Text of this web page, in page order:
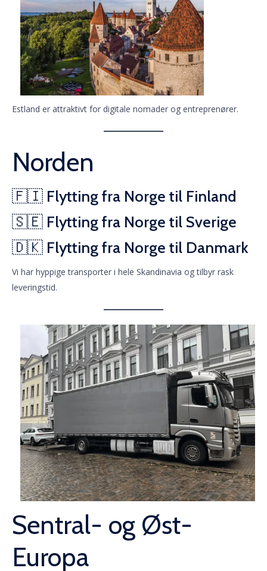
Estland er attraktivt for digitale nomader og entreprenører.
Norden
🇫🇮 Flytting fra Norge til Finland
🇸🇪 Flytting fra Norge til Sverige
🇩🇰 Flytting fra Norge til Danmark
Vi har hyppige transporter i hele Skandinavia og tilbyr rask
leveringstid.
Sentral- og Øst-
Europa